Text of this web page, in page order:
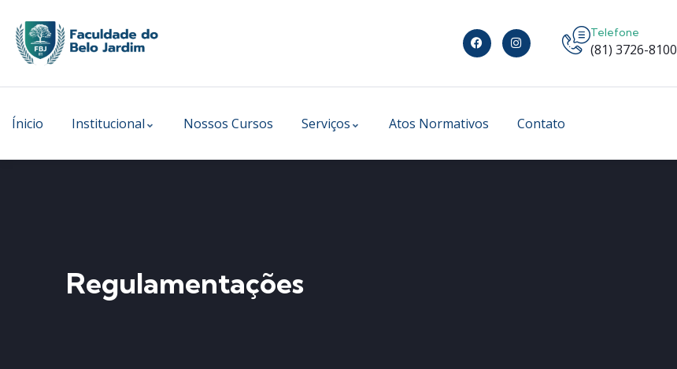
Telefone
(81) 3726-8100
Ínicio Institucional Nossos Cursos Serviços Atos Normativos Contato
Regulamentações